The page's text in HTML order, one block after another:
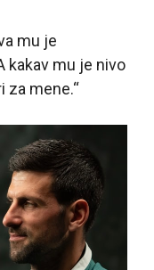
mu je
kakav mu je nivo
za mene.“